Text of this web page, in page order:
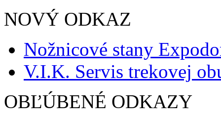
NOVÝ ODKAZ
Nožnicové stany
V.I.K. Servis trekovej
OBĽÚBENÉ ODKAZY